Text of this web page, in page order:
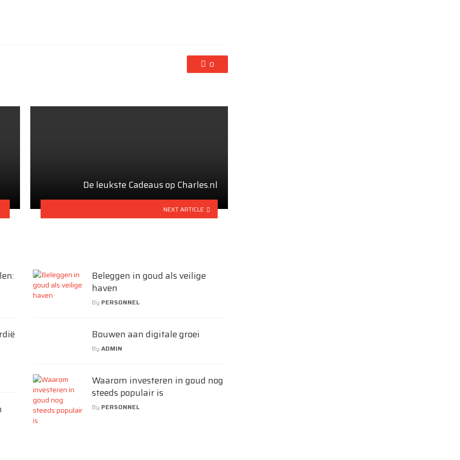
0
De leukste Cadeaus op Charles.nl
NEXT ARTICLE
Beleggen in goud als veilige
haven
By PERSONNEL
Bouwen aan digitale groei
By ADMIN
Waarom investeren in goud nog
steeds populair is
By PERSONNEL